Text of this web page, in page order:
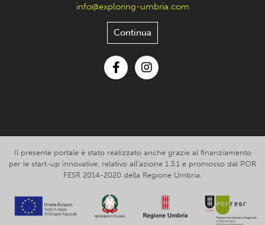
info@exploring-umbria.com
Continua
Il presente portale è stato realizzato anche grazie al finanziamento
per le start-up innovative, relativo all’azione 1.3.1 e promosso dal POR
FESR 2014-2020 della Regione Umbria.